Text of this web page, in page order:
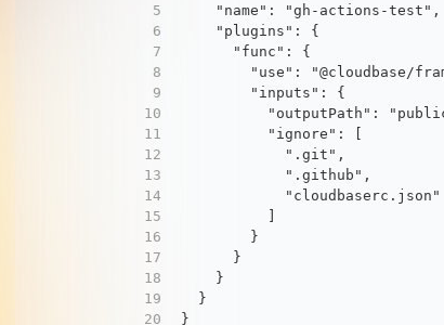
5
6
7
8
9
10
11
12
13
14
15
16
17
18
19
20
    "name": "gh-actions-test",
    "plugins": {
      "func": {
"use": "@cloudbase/
        "inputs": {
"outputPath":
          "ignore": [
            ".git",
            ".github",
            "cloudbaserc.json"
        }
      }
    }
  }
}